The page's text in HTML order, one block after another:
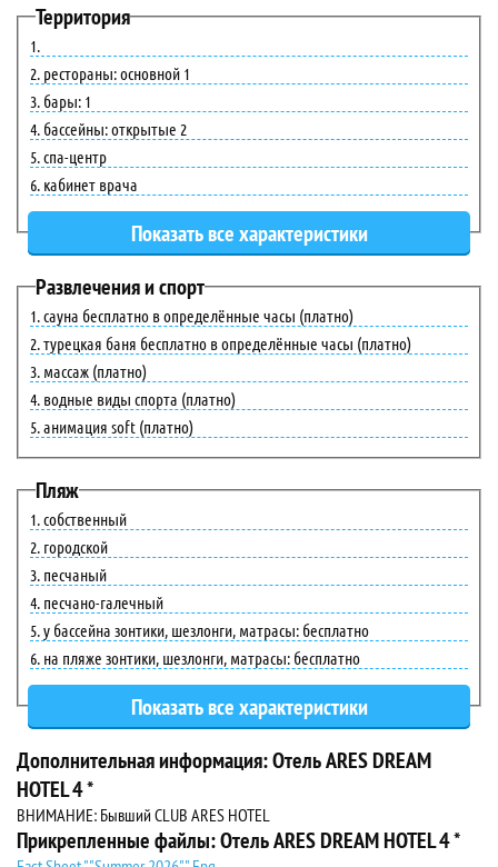
Территория
рестораны: основной 1
бары: 1
бассейны: открытые 2
спа-центр
кабинет врача
Развлечения и спорт
сауна бесплатно в определённые часы (платно)
турецкая баня бесплатно в определённые часы (платно)
массаж (платно)
водные виды спорта (платно)
анимация soft (платно)
Пляж
собственный
городской
песчаный
песчано-галечный
у бассейна зонтики, шезлонги, матрасы: бесплатно
на пляже зонтики, шезлонги, матрасы: бесплатно
Дополнительная информация: Отель ARES DREAM
HOTEL 4 *
ВНИМАНИЕ: Бывший CLUB ARES HOTEL
Прикрепленные файлы: Отель ARES DREAM HOTEL 4 *